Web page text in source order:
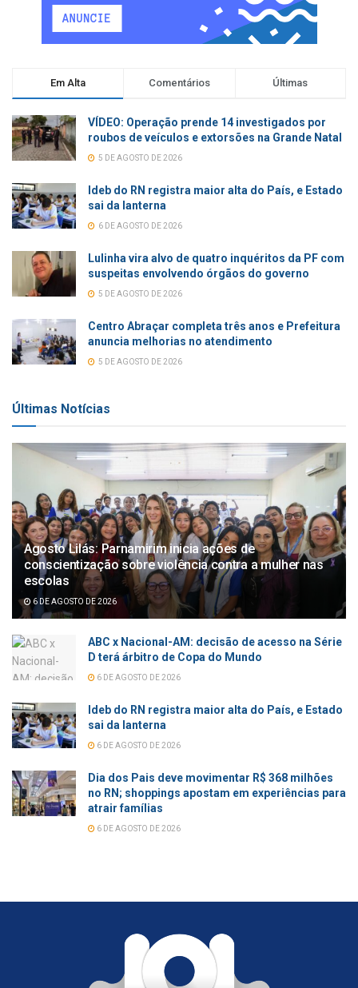
Em Alta Comentários Últimas
VÍDEO: Operação prende 14 investigados por
roubos de veículos e extorsões na Grande Natal
5 DE AGOSTO DE 2026
Ideb do RN registra maior alta do País, e Estado
sai da lanterna
6 DE AGOSTO DE 2026
Lulinha vira alvo de quatro inquéritos da PF com
suspeitas envolvendo órgãos do governo
5 DE AGOSTO DE 2026
Centro Abraçar completa três anos e Prefeitura
anuncia melhorias no atendimento
5 DE AGOSTO DE 2026
Últimas Notícias
Agosto Lilás: Parnamirim inicia ações de
conscientização sobre violência contra a mulher nas
escolas
6 DE AGOSTO DE 2026
ABC x Nacional-AM: decisão de acesso na Série
D terá árbitro de Copa do Mundo
6 DE AGOSTO DE 2026
Ideb do RN registra maior alta do País, e Estado
sai da lanterna
6 DE AGOSTO DE 2026
Dia dos Pais deve movimentar R$ 368 milhões
no RN; shoppings apostam em experiências para
atrair famílias
6 DE AGOSTO DE 2026